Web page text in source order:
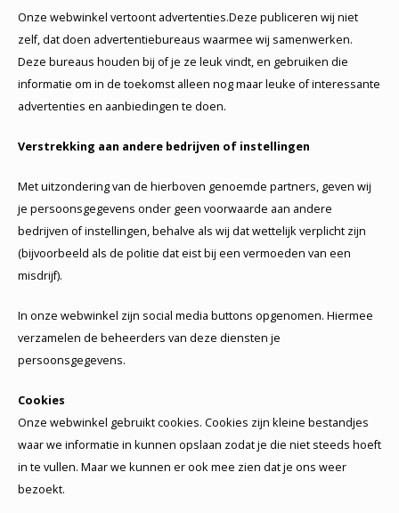
Onze webwinkel vertoont advertenties.Deze publiceren wij niet
zelf, dat doen advertentiebureaus waarmee wij samenwerken.
Deze bureaus houden bij of je ze leuk vindt, en gebruiken die
informatie om in de toekomst alleen nog maar leuke of interessante
advertenties en aanbiedingen te doen.
Verstrekking aan andere bedrijven of instellingen
Met uitzondering van de hierboven genoemde partners, geven wij
je persoonsgegevens onder geen voorwaarde aan andere
bedrijven of instellingen, behalve als wij dat wettelijk verplicht zijn
(bijvoorbeeld als de politie dat eist bij een vermoeden van een
misdrijf).
In onze webwinkel zijn social media buttons opgenomen. Hiermee
verzamelen de beheerders van deze diensten je
persoonsgegevens.
Cookies
Onze webwinkel gebruikt cookies. Cookies zijn kleine bestandjes
waar we informatie in kunnen opslaan zodat je die niet steeds hoeft
in te vullen. Maar we kunnen er ook mee zien dat je ons weer
bezoekt.